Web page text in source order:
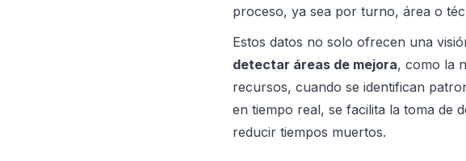
proceso, ya sea por turno, área o
Estos datos no solo ofrecen una
detectar áreas de mejora, como la
recursos, cuando se identifican
en tiempo real, se facilita la toma de
reducir tiempos muertos.